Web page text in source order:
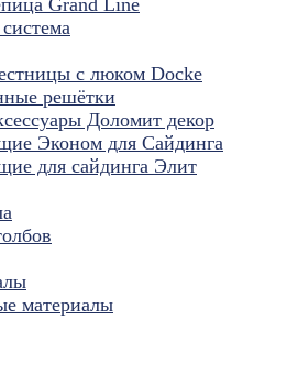
Grand Line
с люком Docke
решётки
Доломит декор
Эконом для Сайдинга
для cайдинга Элит
материалы